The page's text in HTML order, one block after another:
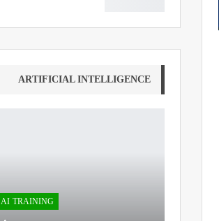
ARTIFICIAL INTELLIGENCE
AI TRAINING